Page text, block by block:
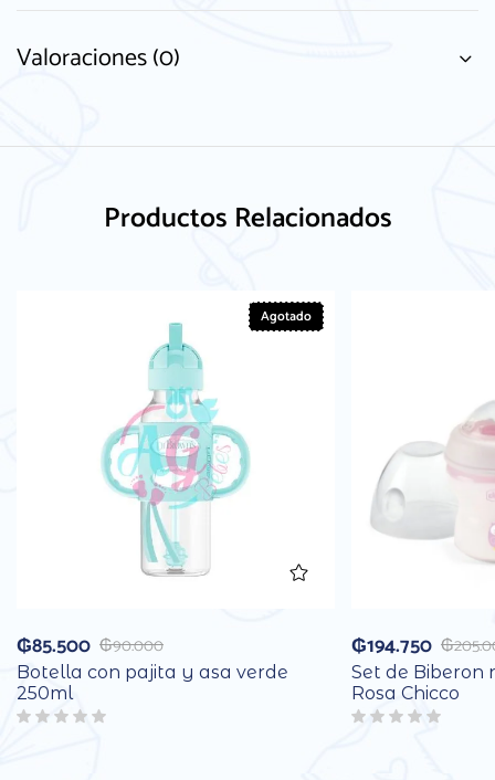
Valoraciones (0)
Productos Relacionados
Agotado
₲90.000
₲85.500
Botella con pajita y asa verde
250ml
₲
₲194.750
Set de Biberon
Rosa Chicco